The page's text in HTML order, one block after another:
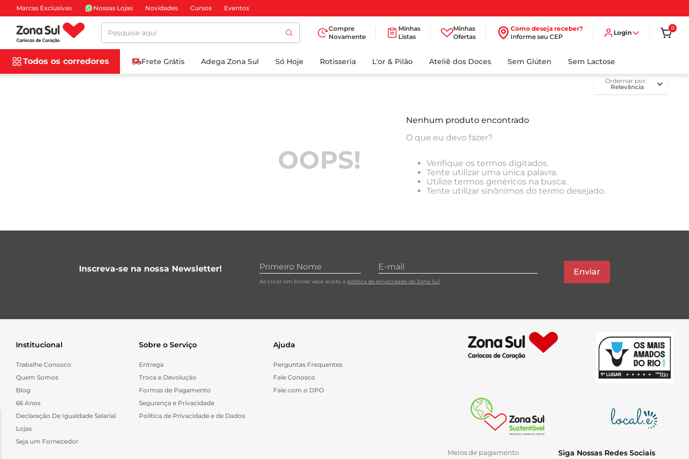
Marcas Exclusivas Nossas Lojas Novidades Cursos Eventos
Pesquise aqui
Compre
Novamente
Minhas
Listas
Minhas
Ofertas
Como deseja receber?
Informe seu CEP
Login
0
Todos os corredores Frete Grátis Adega Zona Sul Só Hoje Rotisseria L'or & Pilão Ateliê dos Doces Sem Glúten Sem Lactose
ordernar por
Relevância
OOPS!
Nenhum produto encontrado
O que eu devo fazer?
Verifique os termos digitados.
Tente utilizar uma única palavra.
Utilize termos genéricos na busca.
Tente utilizar sinônimos do termo desejado.
Inscreva-se na nossa Newsletter!
Ao clicar em Enviar você aceita a política de privacidade do Zona Sul
Enviar
Institucional
Trabalhe Conosco
Quem Somos
Blog
66 Anos
Declaração De Igualdade Salarial
Lojas
Seja um Fornecedor
Sobre o Serviço
Entrega
Troca e Devolução
Formas de Pagamento
Segurança e Privacidade
Politica de Privacidade e de Dados
Ajuda
Perguntas Frequentes
Fale Conosco
Fale com o DPO
Meios de pagamento Siga Nossas Redes Sociais
BUSCADOS
5
detergente
6º
azeite